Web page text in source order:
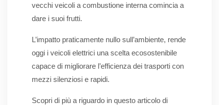
vecchi veicoli a combustione interna comincia a
dare i suoi frutti.
L’impatto praticamente nullo sull’ambiente, rende
oggi i veicoli elettrici una scelta ecosostenibile
capace di migliorare l’efficienza dei trasporti con
mezzi silenziosi e rapidi.
Scopri di più a riguardo in questo articolo di